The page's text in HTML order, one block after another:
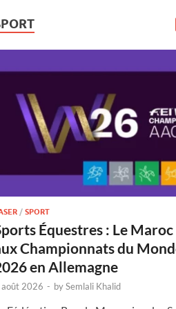
/SPORT
Équestres : Le
Championnats du
en Allemagne
2026 - bySemlali Khalid